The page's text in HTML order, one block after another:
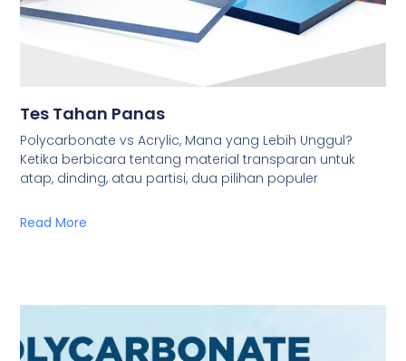
Tes Tahan Panas
Polycarbonate vs Acrylic, Mana yang Lebih Unggul?
Ketika berbicara tentang material transparan untuk
atap, dinding, atau partisi, dua pilihan populer
Read More